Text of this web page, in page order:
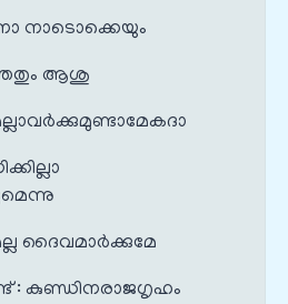
നാടൊക്കെയും
ആശു
ദൈവമാർക്കുമേ
: കുണ്ഡിനരാജഗൃഹം